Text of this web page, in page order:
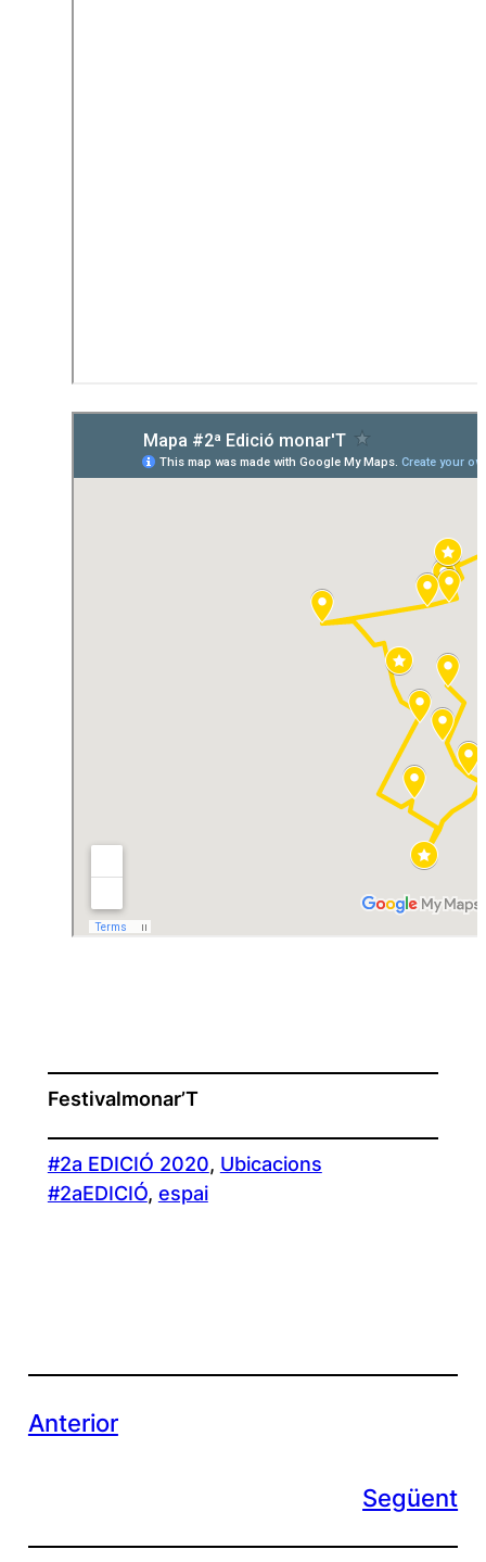
Festivalmonar’T
#2a EDICIÓ 2020, Ubicacions
#2aEDICIÓ, espai
Anterior
Següent